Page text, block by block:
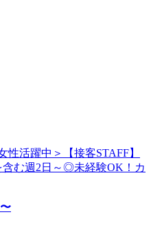
性活躍中＞【接客STAFF】
む週2日～◎未経験OK！カ